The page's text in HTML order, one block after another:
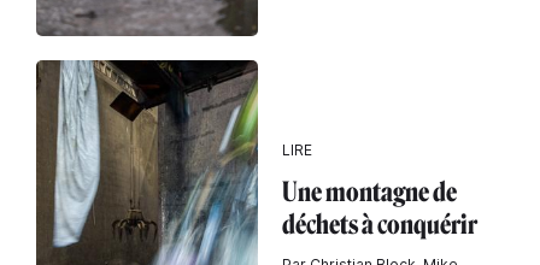
LIRE
Une montagne de
déchets à conquérir